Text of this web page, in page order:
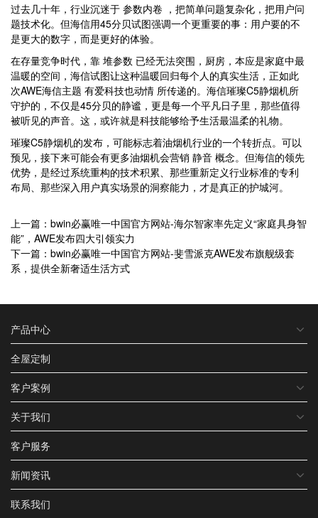
过去几十年，行业沉迷于 参数内卷 ，把简单问题复杂化，把用户问
题技术化。但海信用45分贝试图强调一个更重要的事：用户要的不
是更大的数字，而是更好的体验。
在存量竞争时代，靠 堆参数 已经无法突围，厨房，本应是家庭中最
温暖的空间，海信试图让这种温暖回归每个人的真实生活，正如此
次AWE海信主题 有爱科技也动情 所传递的。海信璀璨C5静烟机所
守护的，不仅是45分贝的静谧，更是每一个平凡日子里，那些值得
被听见的声音。这，或许就是科技能够给予生活最温柔的礼物。
璀璨C5静烟机的发布，可能标志着油烟机行业的一个转折点。可以
预见，接下来可能会有更多油烟机会营销 静音 概念。但海信的领先
优势，是经过系统重构的技术积累、那些重新定义行业标准的专利
布局、那些深入用户真实场景的洞察能力，才是真正的护城河。
上一篇：bwin必赢唯一中国官方网站-海尔智家率先定义“家庭具身智
能”，AWE发布四大引领实力
下一篇：bwin必赢唯一中国官方网站-斐雪派克AWE发布旗舰级套
系，提供全新奢适生活方式
产品中心
全屋定制
客户案例
关于我们
客户服务
新闻资讯
联系我们